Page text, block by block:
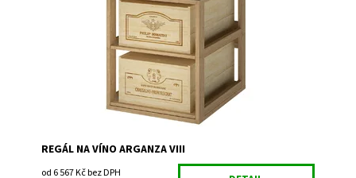
Do 3 týdnů
EX2562
Expovinalia
2 roky
REGÁL NA VÍNO ARGANZA VIII
od 6 567 Kč bez DPH